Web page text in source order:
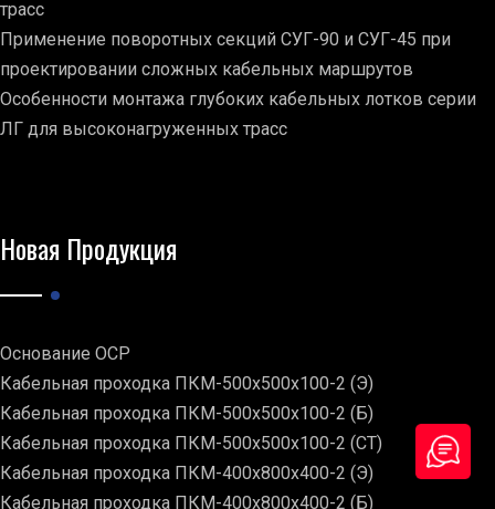
трасс
Применение поворотных секций СУГ-90 и СУГ-45 при
проектировании сложных кабельных маршрутов
Особенности монтажа глубоких кабельных лотков серии
ЛГ для высоконагруженных трасс
Новая Продукция
Основание ОСР
Кабельная проходка ПКМ-500х500х100-2 (Э)
Кабельная проходка ПКМ-500х500х100-2 (Б)
Кабельная проходка ПКМ-500х500х100-2 (СТ)
Кабельная проходка ПКМ-400х800х400-2 (Э)
Кабельная проходка ПКМ-400х800х400-2 (Б)